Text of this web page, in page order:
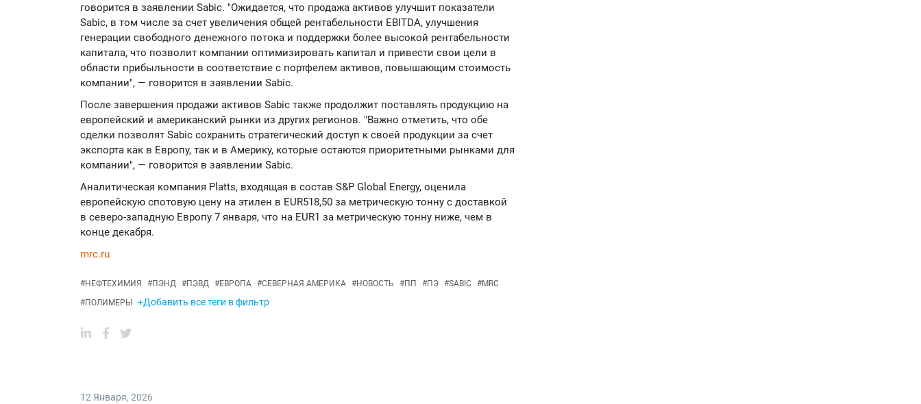
говорится в заявлении Sabic. "Ожидается, что продажа активов улучшит показатели
Sabic, в том числе за счет увеличения общей рентабельности EBITDA, улучшения
генерации свободного денежного потока и поддержки более высокой рентабельности
капитала, что позволит компании оптимизировать капитал и привести свои цели в
области прибыльности в соответствие с портфелем активов, повышающим стоимость
компании", — говорится в заявлении Sabic.
После завершения продажи активов Sabic также продолжит поставлять продукцию на
европейский и американский рынки из других регионов. "Важно отметить, что обе
сделки позволят Sabic сохранить стратегический доступ к своей продукции за счет
экспорта как в Европу, так и в Америку, которые остаются приоритетными рынками для
компании", — говорится в заявлении Sabic.
Аналитическая компания Platts, входящая в состав S&P Global Energy, оценила
европейскую спотовую цену на этилен в EUR518,50 за метрическую тонну с доставкой
в северо-западную Европу 7 января, что на EUR1 за метрическую тонну ниже, чем в
конце декабря.
mrc.ru
#НЕФТЕХИМИЯ #ПЭНД #ПЭВД #ЕВРОПА #СЕВЕРНАЯ АМЕРИКА #НОВОСТЬ #ПП #ПЭ #SABIC #MRC
#ПОЛИМЕРЫ +Добавить все теги в фильтр
12 Января, 2026